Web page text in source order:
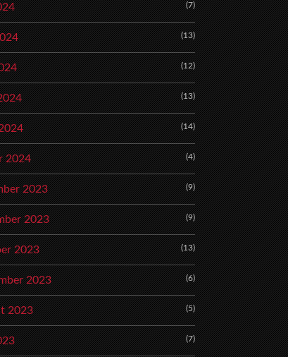
(7)
(13)
(12)
(13)
(14)
2024 (4)
2023 (9)
2023 (9)
2023 (13)
2023 (6)
2023 (5)
(7)